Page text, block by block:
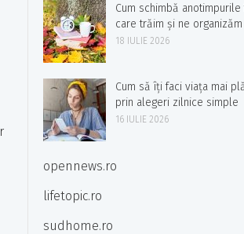
Cum schimbă
care trăim și ne organizăm
18 IULIE 2026
Cum să îți faci viața mai
prin alegeri zilnice simple
16 IULIE 2026
opennews.ro
lifetopic.ro
sudhome.ro